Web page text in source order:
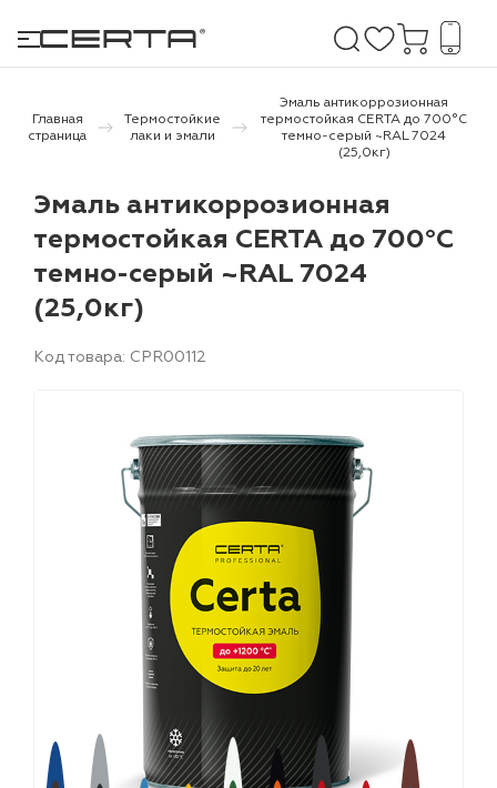
и дачи
бетону,
и эмали
Главная
страница
Термостойкие
лаки и эмали
Эмаль антикоррозионная
термостойкая СERTA до 700°С
темно-серый ~RAL 7024
(25,0кг)
Эмаль антикоррозионная
термостойкая СERTA до 700°С
темно-серый ~RAL 7024
(25,0кг)
Код товара: CPR00112